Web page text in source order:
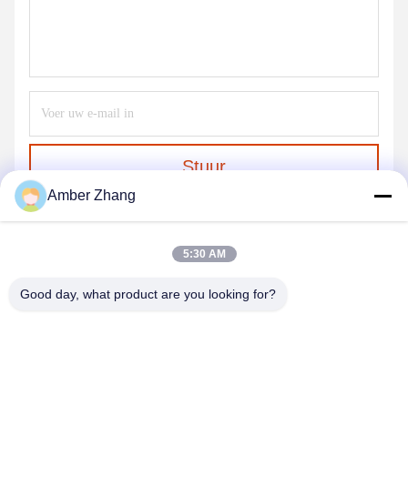
Stuur
Amber Zhang
5:30 AM
Good day, what product are you looking for?